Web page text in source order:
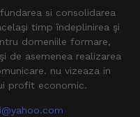
si consolidarea
timp îndeplinirea şi
domeniile formare,
de asemenea realizarea
nu vizeaza in
profit economic.